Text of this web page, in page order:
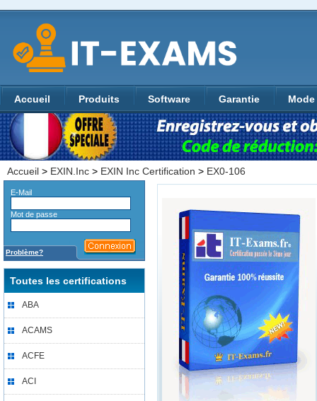
Accueil Produits Software Garantie
Accueil > EXIN.Inc > EXIN Inc Certification > EX0-106
E-Mail
Mot de passe
Problème?
Toutes les certifications
ABA
ACAMS
ACFE
ACI